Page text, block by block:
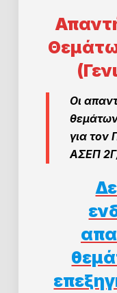
Οι
για τον
ΑΣΕΠ